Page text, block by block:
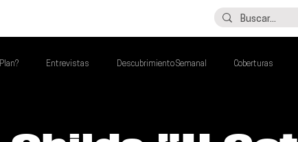
Entrevistas Descubrimiento Semanal Coberturas